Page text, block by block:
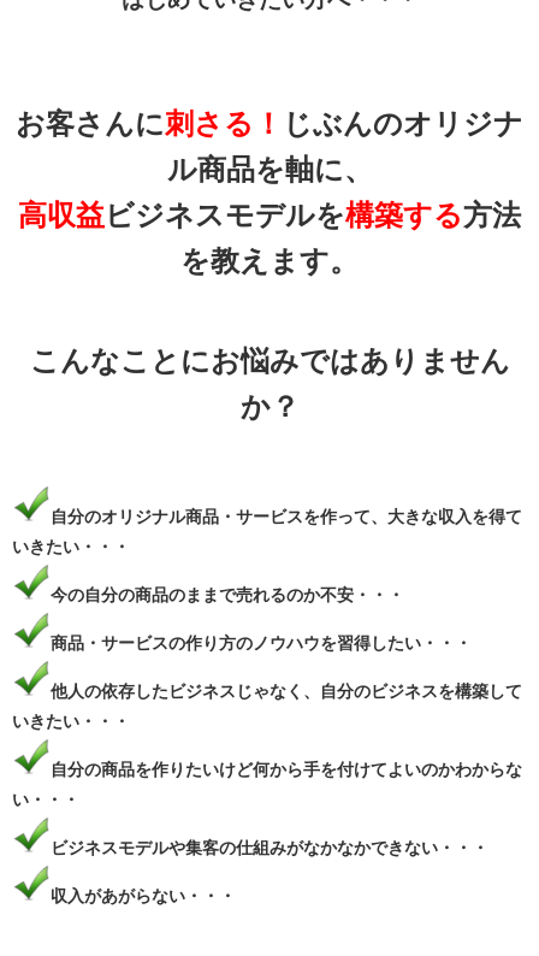
お客さんに刺さる！ じぶんのオリジナ
ル商品を軸に、
高収益ビジネスモデルを構築する方法
を教えます。
こんなことにお悩みではありません
か？
自分のオリジナル商品・サービスを作って、大きな収入を得て
いきたい・・・
今の自分の商品のままで売れるのか不安・・・
商品・サービスの作り方のノウハウを習得したい・・・
他人の依存したビジネスじゃなく、自分のビジネスを構築して
いきたい・・・
自分の商品を作りたいけど何から手を付けてよいのかわからな
い・・・
ビジネスモデルや集客の仕組みがなかなかできない・・・
収入があがらない・・・